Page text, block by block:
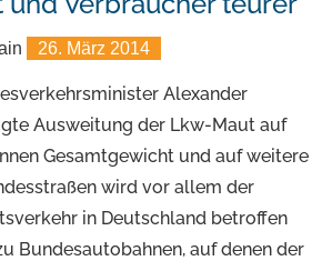
26. März 2014
Alexander
Ausweitung der Lkw-Maut auf
Gesamtgewicht und auf weitere
wird vor allem der
in Deutschland betroffen
Bundesautobahnen, auf denen der